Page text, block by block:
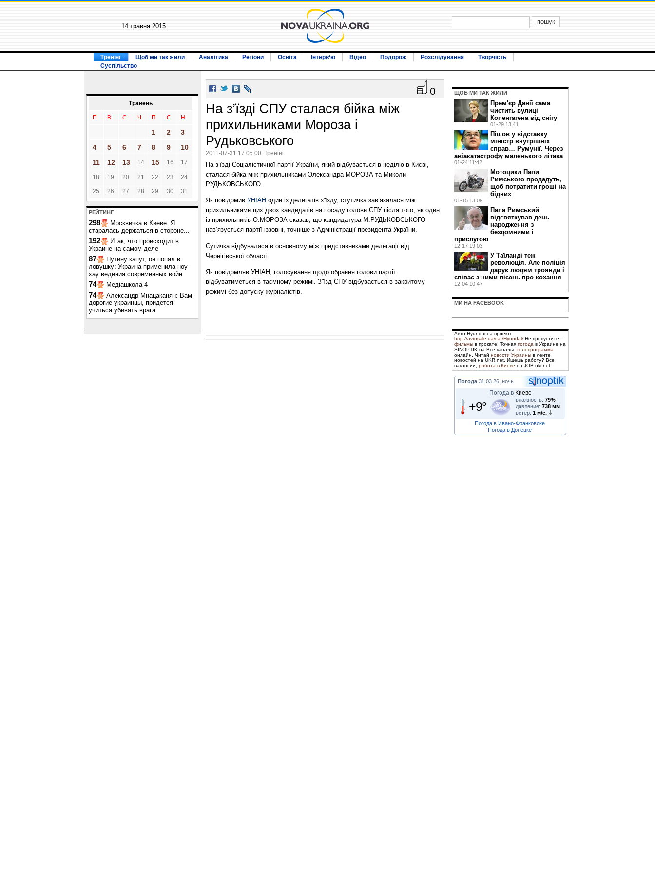
14 травня 2015
Тренінг Щоб ми так жили Аналітика Регіони Освіта Інтерв‘ю Відео Подорож Розслідування
Творчість
Суспільство
Травень
П В С Ч П С Н
1 2
3
4
5 6 7 8 9
10
11
12 13 14 15 16 17
18 19 20 21 22 23 24
25 26 27 28 29 30 31
РЕЙТИНГ
298
Москвичка в Киеве: Я
старалась держаться в стороне...
192
Итак, что происходит в
Украине на самом деле
87
Путину капут, он попал в
ловушку: Украина применила ноу-
хау ведения современных войн
74 Медіашкола-4
74
Александр Мнацаканян: Вам,
дорогие украинцы, придется
учиться убивать врага
0
На з’їзді СПУ сталася бійка між
прихильниками Мороза і
Рудьковського
2011-07-31 17:05:00. Тренінг
На з’їзді Соціалістичної партії України, який відбувається в неділю в Києві,
сталася бійка між прихильниками Олександра МОРОЗА та Миколи
РУДЬКОВСЬКОГО.
Як повідомив УНІАН один із делегатів з’їзду, стутичка зав’язалася між
прихильниками цих двох кандидатів на посаду голови СПУ після того, як один
із прихильників О.МОРОЗА сказав, що кандидатура М.РУДЬКОВСЬКОГО
нав’язується партії іззовні, точніше з Адміністрації президента України.
Сутичка відбувалася в основному між представниками делегації від
Чернігівської області.
Як повідомляв УНІАН, голосування щодо обрання голови партії
відбуватиметься в таємному режимі. З’їзд СПУ відбувається в закритому
режимі без допуску журналістів.
ЩОБ МИ ТАК ЖИЛИ
Прем'єр Данії сама
чистить вулиці
Копенгагена від снігу
01-29 13:41
Пішов у відставку
міністр внутрішніх
справ… Румунії. Через
авіакатастрофу маленького літака
01-24 11:42
Мотоцикл Папи
Римського продадуть,
щоб потратити гроші на
бідних
01-15 13:09
Папа Римський
відсвяткував день
народження з
бездомними і
прислугою
12-17 19:03
У Таїланді теж
революція. Але поліція
дарує людям троянди і
співає з ними пісень про кохання
12-04 10:47
МИ НА FACEBOOK
Авто Hyundai на проекті
http://avtosale.ua/car/Hyundai/ Не пропустите -
фильмы в прокате! Точная погода в Украине на
SINOPTIK.ua Все каналы: телепрограмма
онлайн. Читай новости Украины в ленте
новостей на UKR.net. Ищешь работу? Все
вакансии, работа в Киеве на JOB.ukr.net.
Погода 31.03.26, ночь
Погода в Киеве
+9° влажность: 79%
давление: 738 мм
ветер: 1 м/с,
Погода в Ивано-Франковске
Погода в Донецке